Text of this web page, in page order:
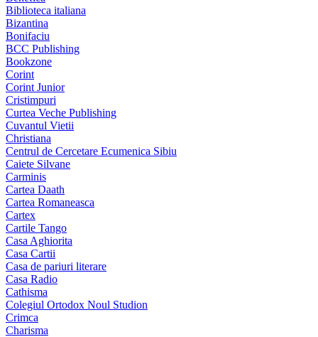
Biblioteca italiana
Bizantina
Bonifaciu
BCC Publishing
Bookzone
Corint
Corint Junior
Cristimpuri
Curtea Veche Publishing
Cuvantul Vietii
Christiana
Centrul de Cercetare Ecumenica Sibiu
Caiete Silvane
Carminis
Cartea Daath
Cartea Romaneasca
Cartex
Cartile Tango
Casa Aghiorita
Casa Cartii
Casa de pariuri literare
Casa Radio
Cathisma
Colegiul Ortodox Noul Studion
Crimca
Charisma